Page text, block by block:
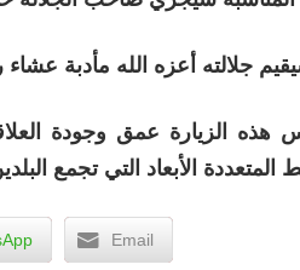
جلالته أعزه الله مأدبة
هذه الزيارة عمق وجودة
المتعددة الأبعاد التي تجمع
Email